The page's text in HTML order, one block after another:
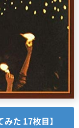
た 17枚目】